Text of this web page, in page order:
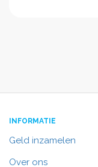
INFORMATIE
Geld inzamelen
Over ons